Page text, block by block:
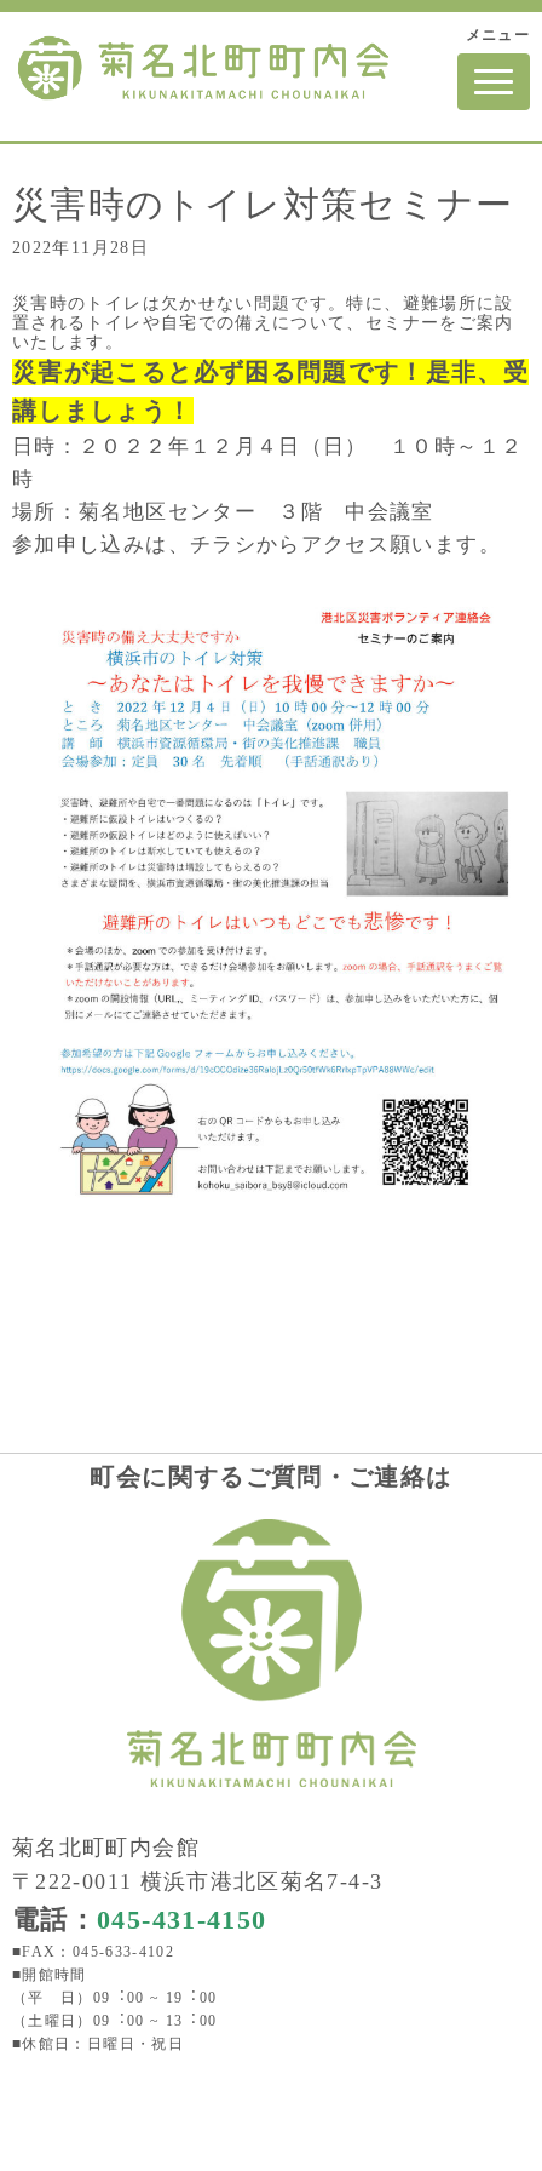
メニュー
N
a
v
災害時のトイレ対策セミナー
2022年11月28日
災害時のトイレは欠かせない問題です。特に、避難場所に設
置されるトイレや自宅での備えについて、セミナーをご案内
いたします。
災害が起こると必ず困る問題です！是非、受
講しましょう！
日時：２０２２年１２月４日（日） １０時～１２
時
場所：菊名地区センター ３階 中会議室
参加申し込みは、チラシからアクセス願います。
町会に関するご質問・ご連絡は
菊名北町町内会館
〒222-0011 横浜市港北区菊名7-4-3
電話：045-431-4150
■FAX：045-633-4102
■開館時間
（平 日）09︓00 ~ 19︓00
（土曜日）09︓00 ~ 13︓00
■休館日：日曜日・祝日